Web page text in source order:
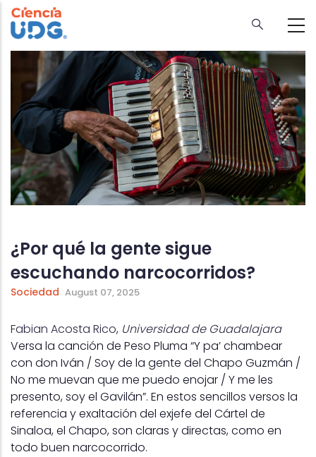
Skip
to
main
content
¿Por qué la gente sigue
escuchando narcocorridos?
Sociedad August 07, 2025
Fabian Acosta Rico, Universidad de Guadalajara
Versa la canción de Peso Pluma “Y pa’ chambear
con don Iván / Soy de la gente del Chapo Guzmán /
No me muevan que me puedo enojar / Y me les
presento, soy el Gavilán”. En estos sencillos versos la
referencia y exaltación del exjefe del Cártel de
Sinaloa, el Chapo, son claras y directas, como en
todo buen narcocorrido.